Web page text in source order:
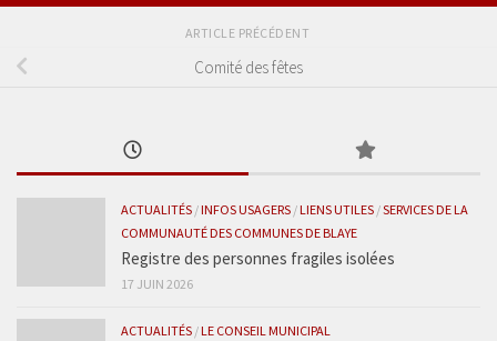
ARTICLE PRÉCÉDENT
Comité des fêtes
ACTUALITÉS /INFOS USAGERS /LIENS UTILES /SERVICES DE LA
COMMUNAUTÉ DES COMMUNES DE BLAYE
Registre des personnes fragiles isolées
17 JUIN 2026
ACTUALITÉS /LE CONSEIL MUNICIPAL